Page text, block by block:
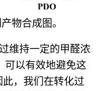
物合成图。
维持一定的甲醛浓
可以有效地避免这
，我们在转化过